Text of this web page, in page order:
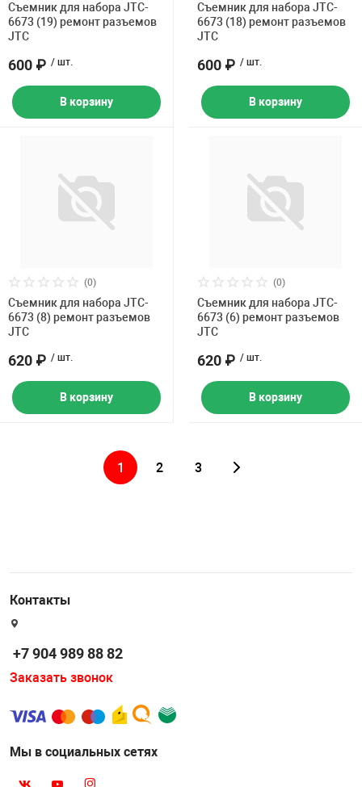
Съемник для набора JTC-
6673 (19) ремонт разъемов
JTC
600 ₽ / шт.
В корзину
Съемник для набора JTC-
6673 (18) ремонт разъемов
JTC
600 ₽ / шт.
В корзину
(0)
Съемник для набора JTC-
6673 (8) ремонт разъемов
JTC
620 ₽ / шт.
В корзину
(0)
Съемник для набора JTC-
6673 (6) ремонт разъемов
JTC
620 ₽ / шт.
В корзину
1 2 3
Контакты
+7 904 989 88 82
Заказать звонок
Мы в социальных сетях